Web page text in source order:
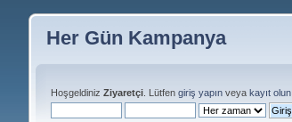
Her Gün Kampanya
Hoşgeldiniz Ziyaretçi . Lütfen giriş yapın veya kayıt olun